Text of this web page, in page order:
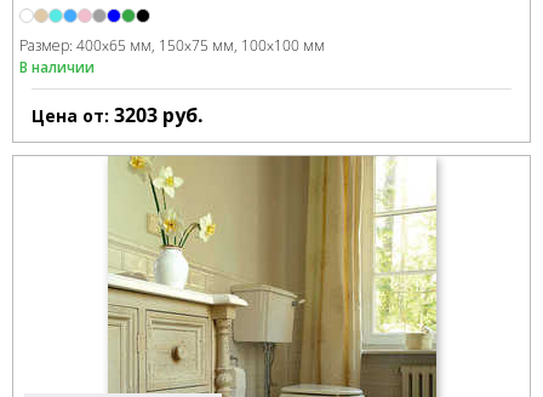
Размер: 400x65 мм 150x75 мм 100x100 мм
В наличии
Цена от: 3203 руб.